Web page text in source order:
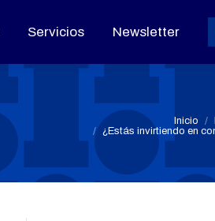
Servicios Newsletter
Estás aquí: Inicio
¿Estás invirtiendo en
Servicios Newsletter